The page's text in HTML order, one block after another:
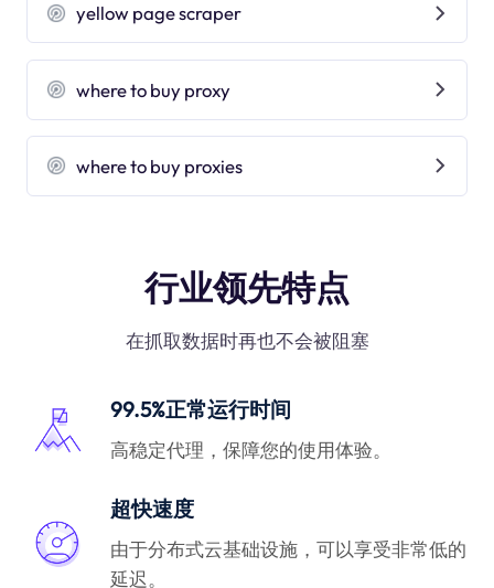
yellow page scraper
where to buy proxy
where to buy proxies
行业领先特点
在抓取数据时再也不会被阻塞
99.5%正常运行时间
高稳定代理，保障您的使用体验。
超快速度
由于分布式云基础设施，可以享受非常低的
延迟。